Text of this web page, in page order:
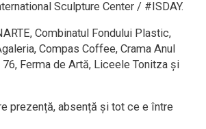
Sculpture Center / #ISDAY.
Combinatul Fondului Plastic,
Compas Coffee, Crama Anul
Ferma de Artă, Liceele Tonitza și
prezență, absență și tot ce e între